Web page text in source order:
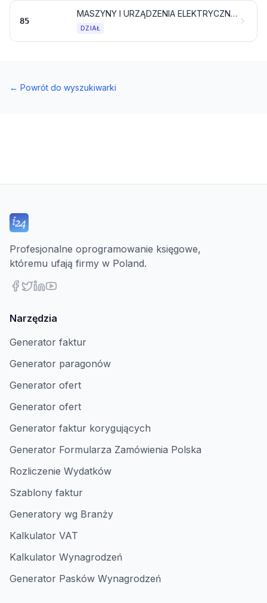
85
MASZYNY I URZĄDZENIA ELEKTRYCZNE ORAZ ICH CZĘŚCI; REJESTRATORY I ODTWARZACZE DŹWIĘKU, REJESTRATORY I ODTWARZACZE OBRAZU I DŹWIĘKU ORAZ CZĘŚCI I AKCESORIA DO TYCH ARTYKUŁÓW
DZIAŁ
← Powrót do wyszukiwarki
Profesjonalne oprogramowanie księgowe,
któremu ufają firmy w Poland.
Narzędzia
Generator faktur
Generator paragonów
Generator ofert
Generator ofert
Generator faktur korygujących
Generator Formularza Zamówienia Polska
Rozliczenie Wydatków
Szablony faktur
Generatory wg Branży
Kalkulator VAT
Kalkulator Wynagrodzeń
Generator Pasków Wynagrodzeń